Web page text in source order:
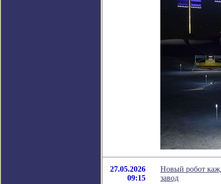
27.05.2026
09:15
Новый робот
завод